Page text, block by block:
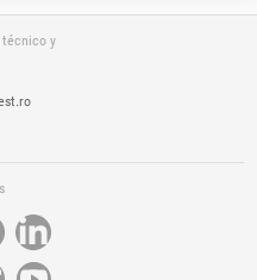
técnico y